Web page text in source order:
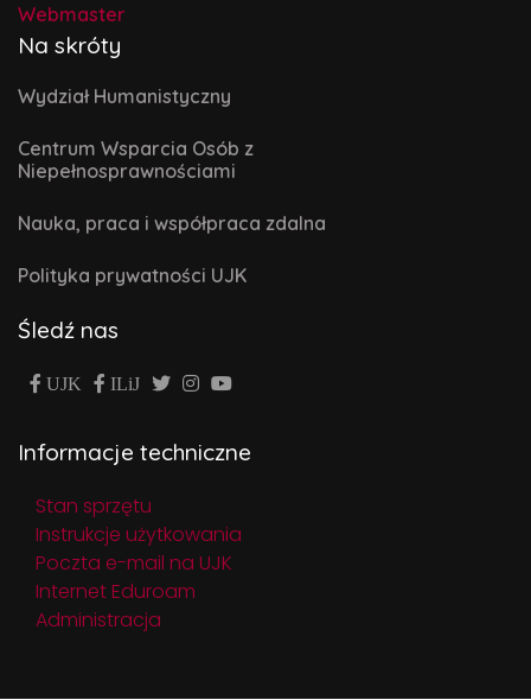
Webmaster
Na skróty
Wydział Humanistyczny
Centrum Wsparcia Osób z
Niepełnosprawnościami
Nauka, praca i współpraca zdalna
Polityka prywatności UJK
Śledź nas
UJK ILiJ
Informacje techniczne
Stan sprzętu
Instrukcje użytkowania
Poczta e-mail na UJK
Internet Eduroam
Administracja